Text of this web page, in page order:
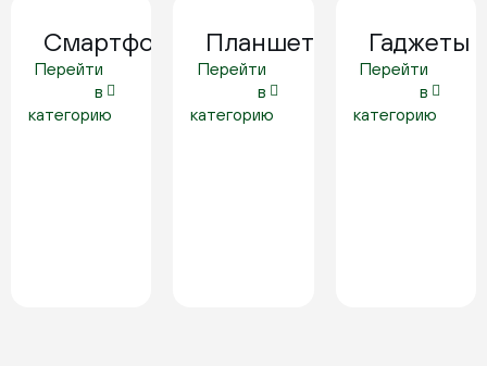
Смартфоны
Перейти
в
категорию
Планшеты
Перейти
в
категорию
Гаджеты
Перейти
в
категорию